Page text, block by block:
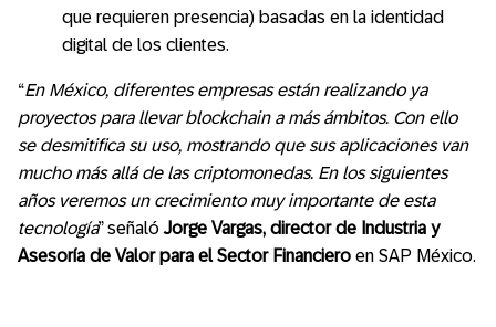
que requieren presencia) basadas en la identidad
digital de los clientes.
“En México, diferentes empresas están realizando ya
proyectos para llevar blockchain a más ámbitos. Con ello
se desmitifica su uso, mostrando que sus aplicaciones van
mucho más allá de las criptomonedas. En los siguientes
años veremos un crecimiento muy importante de esta
tecnología” señalóJorge Vargas, director de Industria y
Asesoría de Valor para el Sector Financiero en SAP México.